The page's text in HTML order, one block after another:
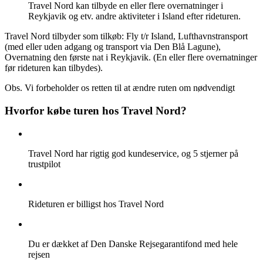
Travel Nord kan tilbyde en eller flere overnatninger i
Reykjavik og etv. andre aktiviteter i Island efter rideturen.
Travel Nord tilbyder som tilkøb: Fly t/r Island, Lufthavnstransport
(med eller uden adgang og transport via Den Blå Lagune),
Overnatning den første nat i Reykjavik. (En eller flere overnatninger
før rideturen kan tilbydes).
Obs. Vi forbeholder os retten til at ændre ruten om nødvendigt
Hvorfor købe turen hos Travel Nord?
Travel Nord har rigtig god kundeservice, og 5 stjerner på
trustpilot
Rideturen er billigst hos Travel Nord
Du er dækket af Den Danske Rejsegarantifond med hele
rejsen